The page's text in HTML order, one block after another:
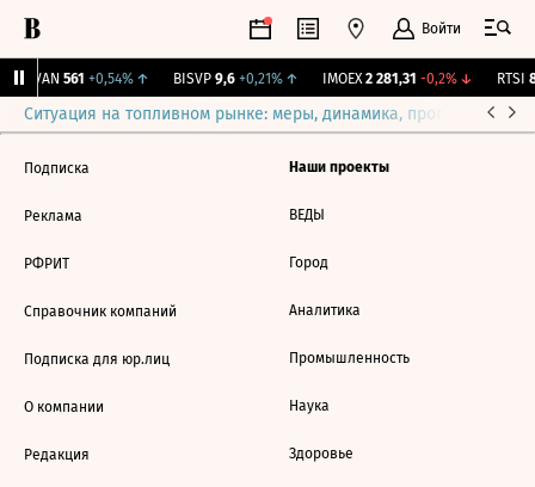
Войти
AVAN 561 +0,54%↑ BISVP 9,6 +0,21%↑ IMOEX 2 281,31 -0,2%↓ RTSI
Ситуация на топливном рынке: меры, динамика, прогнозы
Подписка
Реклама
РФРИТ
Справочник компаний
Подписка для юр.лиц
О компании
Редакция
Наши проекты
ВЕДЫ
Город
Аналитика
Промышленность
Наука
Здоровье